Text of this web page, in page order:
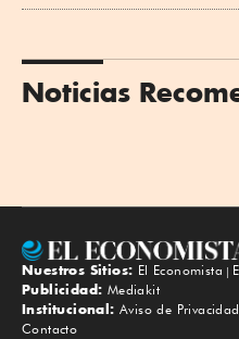
Noticias
Nuestros Sitios: El Economista
Publicidad: Mediakit
Institucional: Aviso de Privacidad
Contacto